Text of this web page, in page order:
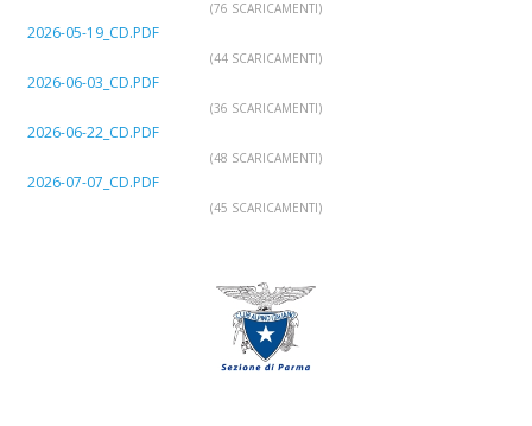
(76 SCARICAMENTI)
2026-05-19_CD.PDF
(44 SCARICAMENTI)
2026-06-03_CD.PDF
(36 SCARICAMENTI)
2026-06-22_CD.PDF
(48 SCARICAMENTI)
2026-07-07_CD.PDF
(45 SCARICAMENTI)